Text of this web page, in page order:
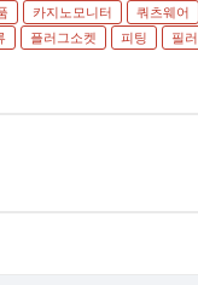
카지노모니터 쿼츠웨어
플러그소켓 피팅 필러